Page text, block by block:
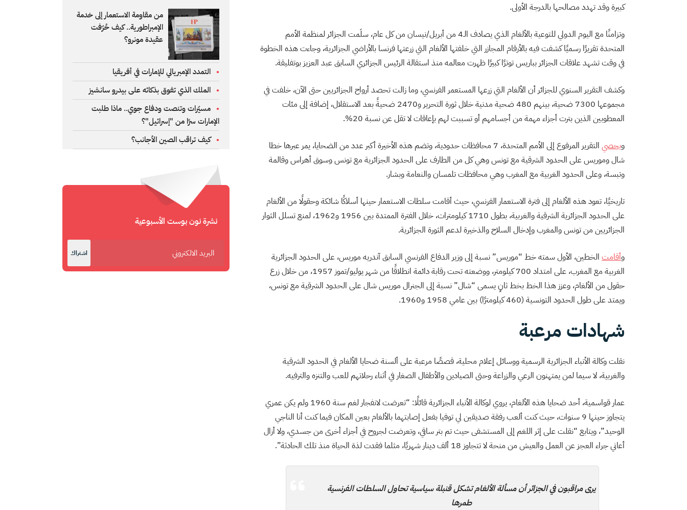
كبيرة وقد تهدد مصالحها بالدرجة الأولى.
وتزامنًا مع اليوم الدولي للتوعية بالألغام الذي يصادف الـ4 من أبريل/نيسان من كل عام، سلَمت الجزائر لمنظمة الأمم
المتحدة تقريرًا رسميًا كشفت فيه بالأرقام المجازر التي خلفتها الألغام التي زرعتها فرنسا بالأراضي الجزائرية، وجاءت هذه الخطوة
في وقت تشهد علاقات الجزائر بباريس توترًا كبيرًا ظهرت معالمه منذ استقالة الرئيس الجزائري السابق عبد العزيز بوتفليقة.
وكشف التقرير السنوي للجزائر أن الألغام التي زرعها المستعمر الفرنسي، وما زالت تحصد أرواح الجزائريين حتى الآن، خلفت في
مجموعها 7300 ضحية، بينهم 480 ضحية مدنية خلال ثورة التحرير و2470 ضحيةً بعد الاستقلال، إضافة إلى مئات
المعطوبين الذين بترت أجزاء مهمة من أجسامهم أو تسببت لهم بإعاقات لا تقل عن نسبة 20%.
ويحصي
التقرير المرفوع إلى الأمم المتحدة، 7 محافظات حدودية، وتضم هذه الأخيرة أكبر عدد من الضحايا، يمر عبرها خطا
شال وموريس على الحدود الشرقية مع تونس وهي كل من الطارف على الحدود الجزائرية مع تونس وسوق أهراس وقالمة
وتبسة، وعلى الحدود الغربية مع المغرب وهي محافظات تلمسان والنعامة وبشار.
تاريخيًا، تعود هذه الألغام إلى فترة الاستعمار الفرنسي، حيث أقامت سلطات الاستعمار حينها أسلاكًا شائكة وحقولًا من الألغام
على الحدود الجزائرية الشرقية والغربية، بطول 1710 كيلومترات، خلال الفترة الممتدة بين 1956 و1962، لمنع تسلل الثوار
الجزائريين من تونس والمغرب وإدخال السلاح والذخيرة لدعم الثورة الجزائرية.
وأقامت الخطين، الأول سمته خط “موريس” نسبة إلى وزير الدفاع الفرنسي السابق آندريه موريس، على الحدود الجزائرية
الغربية مع المغرب، على امتداد 700 كيلومتر، ووضعته تحت رقابة دائمة انطلاقًا من شهر يوليو/تموز 1957، من خلال زرع
حقول من الألغام، وعزز هذا الخط بخط ثانٍ يسمى “شال” نسبة إلى الجنرال موريس شال على الحدود الشرقية مع تونس،
ويمتد على طول الحدود التونسية (460 كيلومترًا) بين عامي 1958 و1960.
شهادات مرعبة
نقلت وكالة الأنباء الجزائرية الرسمية ووسائل إعلام محلية، قصصًا مرعبة على ألسنة ضحايا الألغام في الحدود الشرقية
والغربية، لا سيما لمن يمتهنون الرعي والزراعة وحتى الصيادين والأطفال الصغار في أثناء رحلاتهم للعب والتنزه والترفيه.
عمار قواسمية، أحد ضحايا هذه الألغام، يروي لوكالة الأنباء الجزائرية قائلًا: “تعرضت لانفجار لغم سنة 1960 ولم يكن عمري
يتجاوز حينها 9 سنوات، حيث كنت ألعب رفقة صديقين لي توفيا بفعل إصابتهما بالألغام بعين المكان فيما كنت أنا الناجي
الوحيد”، ويتابع “نقلت على إثر اللغم إلى المستشفى حيث تم بتر ساقي، وتعرضت لجروح في أجزاء أخرى من جسدي، ولا أزال
أعاني جراء العجز عن العمل والعيش من منحة لا تتجاوز 18 ألف دينار شهريًا، مثلما فقدت لذة الحياة منذ تلك الحادثة”.
يرى مراقبون في الجزائر أن مسألة الألغام تشكل قنبلة سياسية تحاول السلطات الفرنسية
طمرها
من مقاومة الاستعمار إلى خدمة
الإمبراطورية.. كيف حُرّفت
عقيدة مونرو؟
التمدد الإمبريالي للإمارات في أفريقيا
الملك الذي تفوق بذكائه على بيدرو سانشيز
مسيّرات وتنصت ودفاع جوي.. ماذا طلبت
الإمارات سرًا من "إسرائيل"؟
كيف تراقب الصين الأجانب؟
نشرة نون بوست الأسبوعية
اشتراك